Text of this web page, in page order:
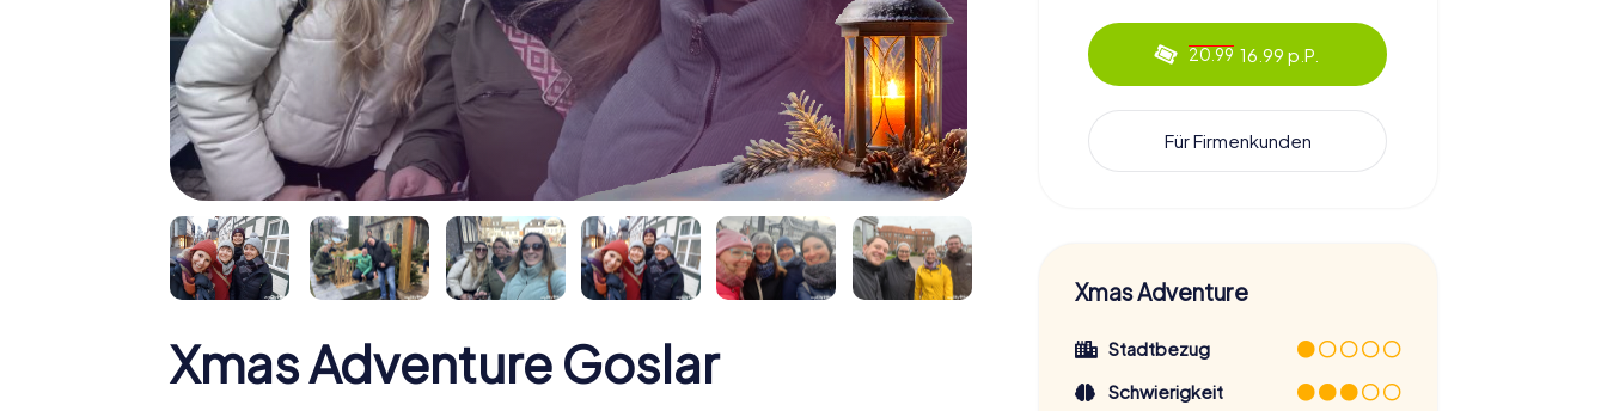
Xmas Adventure Goslar
20.99 16.99 p.P.
Für Firmenkunden
Xmas Adventure
Stadtbezug
Schwierigkeit